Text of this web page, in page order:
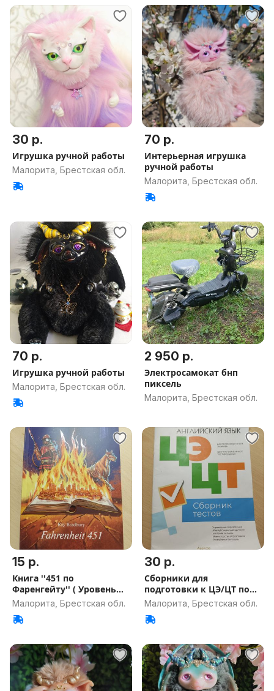
30 р.
Игрушка ручной работы
Малорита, Брестская обл.
70 р.
Интерьерная игрушка
ручной работы
Малорита, Брестская обл.
70 р.
Игрушка ручной работы
Малорита, Брестская обл.
2 950 р.
Электросамокат бнп
пиксель
Малорита, Брестская обл.
15 р.
Книга ''451 по
Фаренгейту'' ( Уровень
Intermediate
Малорита, Брестская обл.
30 р.
Сборники для
подготовки к ЦЭ/ЦТ по
англ. языку
Малорита, Брестская обл.